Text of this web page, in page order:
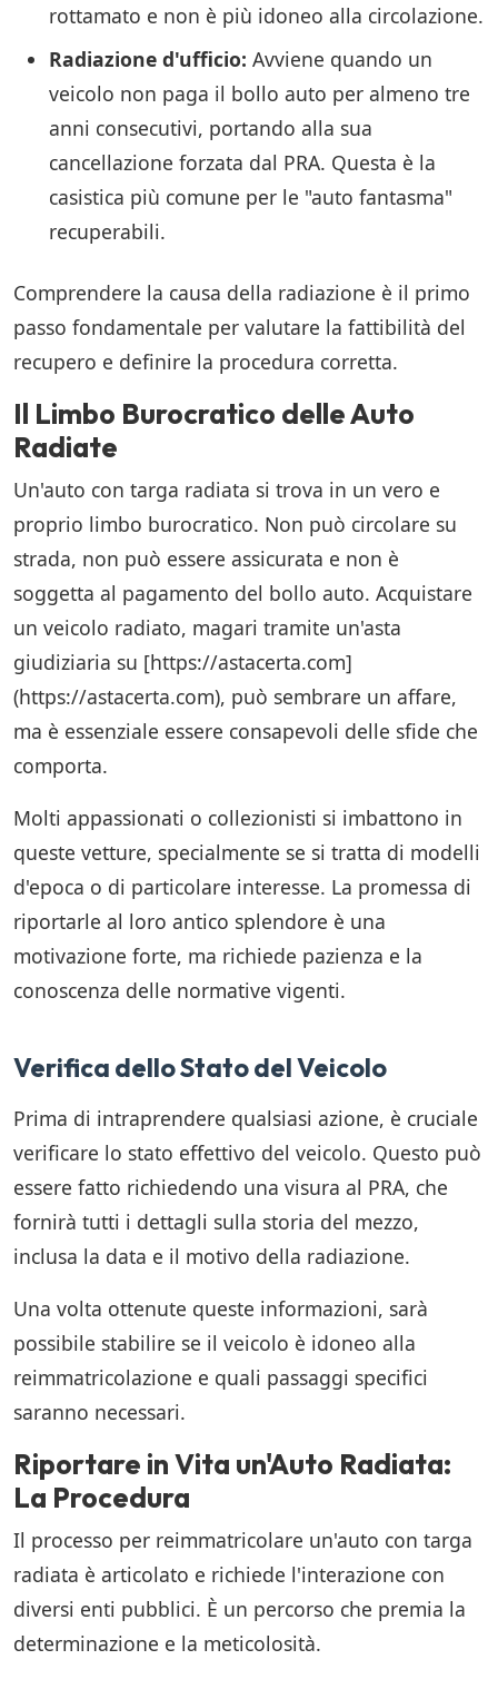
rottamato e non è più idoneo alla circolazione.
Radiazione d'ufficio: Avviene quando un
veicolo non paga il bollo auto per almeno tre
anni consecutivi, portando alla sua
cancellazione forzata dal PRA. Questa è la
casistica più comune per le "auto fantasma"
recuperabili.
Comprendere la causa della radiazione è il primo
passo fondamentale per valutare la fattibilità del
recupero e definire la procedura corretta.
Il Limbo Burocratico delle Auto
Radiate
Un'auto con targa radiata si trova in un vero e
proprio limbo burocratico. Non può circolare su
strada, non può essere assicurata e non è
soggetta al pagamento del bollo auto. Acquistare
un veicolo radiato, magari tramite un'asta
giudiziaria su [https://astacerta.com]
(https://astacerta.com), può sembrare un affare,
ma è essenziale essere consapevoli delle sfide che
comporta.
Molti appassionati o collezionisti si imbattono in
queste vetture, specialmente se si tratta di modelli
d'epoca o di particolare interesse. La promessa di
riportarle al loro antico splendore è una
motivazione forte, ma richiede pazienza e la
conoscenza delle normative vigenti.
Verifica dello Stato del Veicolo
Prima di intraprendere qualsiasi azione, è cruciale
verificare lo stato effettivo del veicolo. Questo può
essere fatto richiedendo una visura al PRA, che
fornirà tutti i dettagli sulla storia del mezzo,
inclusa la data e il motivo della radiazione.
Una volta ottenute queste informazioni, sarà
possibile stabilire se il veicolo è idoneo alla
reimmatricolazione e quali passaggi specifici
saranno necessari.
Riportare in Vita un'Auto Radiata:
La Procedura
Il processo per reimmatricolare un'auto con targa
radiata è articolato e richiede l'interazione con
diversi enti pubblici. È un percorso che premia la
determinazione e la meticolosità.